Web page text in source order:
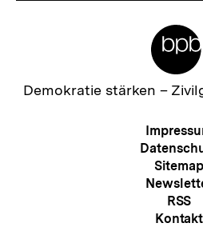
Zur
Demokratie stärken –
Sitemap
RSS
Kontakt